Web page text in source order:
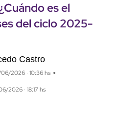
es el
del ciclo 2025-
Castro
2026 · 10:36 hs
2026 · 18:17 hs